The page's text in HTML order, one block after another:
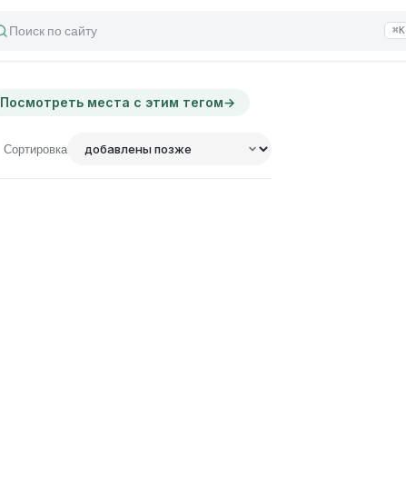
Поиск по сайту ⌘K
Посмотреть места с этим тегом→
Сортировка